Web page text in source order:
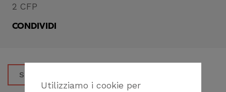
Utilizziamo i cookie per
2 CFP
CONDIVIDI
SCARICA LA LOCANDINA